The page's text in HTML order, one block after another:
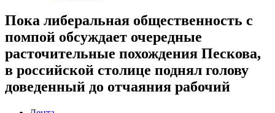
Пока либеральная общественность с
помпой обсуждает очередные
расточительные похождения Пескова,
в российской столице поднял голову
доведенный до отчаяния рабочий